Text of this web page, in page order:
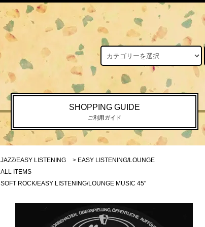
SHOPPING GUIDE
ご利用ガイド
JAZZ/EASY LISTENING > EASY LISTENING/LOUNGE
ALL ITEMS
SOFT ROCK/EASY LISTENING/LOUNGE MUSIC 45"